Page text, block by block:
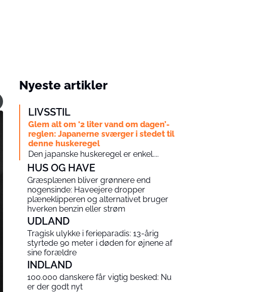
Nyeste artikler
LIVSSTIL
Glem alt om ‘2 liter vand om dagen’-
reglen: Japanerne sværger i stedet til
denne huskeregel
Den japanske huskeregel er enkel....
HUS OG HAVE
Græsplænen bliver grønnere end
nogensinde: Haveejere dropper
plæneklipperen og alternativet bruger
hverken benzin eller strøm
UDLAND
Tragisk ulykke i ferieparadis: 13-årig
styrtede 90 meter i døden for øjnene af
sine forældre
INDLAND
100.000 danskere får vigtig besked: Nu
er der godt nyt